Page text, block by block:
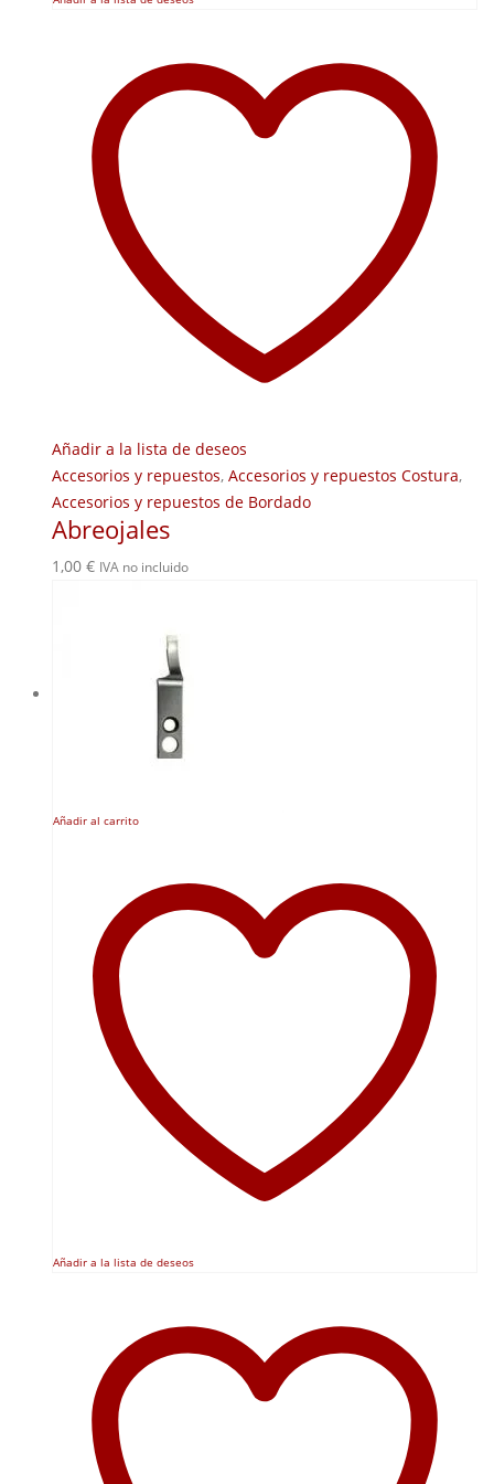
Añadir a la lista de deseos
Accesorios y repuestos, Accesorios y repuestos Costura,
Accesorios y repuestos de Bordado
Abreojales
1,00 € IVA no incluido
Añadir al carrito
Añadir a la lista de deseos